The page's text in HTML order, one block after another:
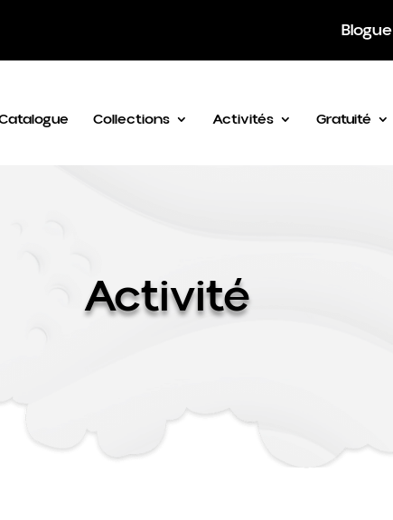
Blogue
Collections Activités Gratuité
Activité